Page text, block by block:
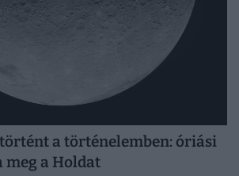
a történelemben: óriási
meg a Holdat